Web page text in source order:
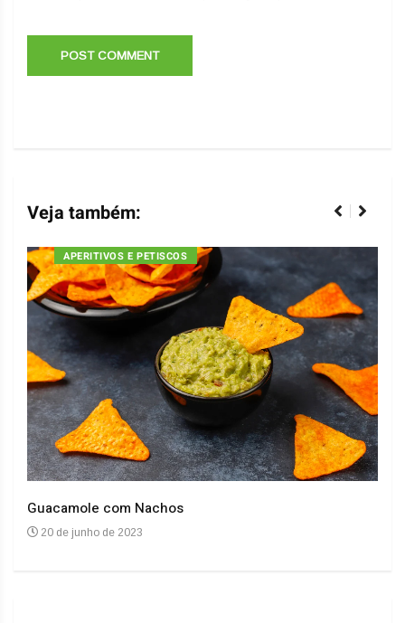
Veja também:
APERITIVOS E PETISCOS
Guacamole com Nachos
20 de junho de 2023